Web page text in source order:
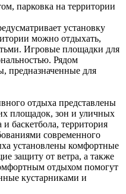
парковка на территории
установку
можно отдыхать,
Игровые площадки для
Рядом
предназначенные для
отдыха представлены
площадок, зон и уличных
баскетбола, территория
современного
установлены комфортные
защиту от ветра, а также
отдыхом помогут
кустарниками и